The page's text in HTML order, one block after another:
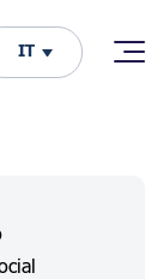
IT